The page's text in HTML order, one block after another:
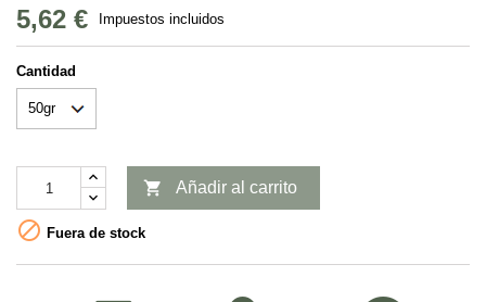
5,62 € Impuestos incluidos
Cantidad
 Añadir al carrito
 Fuera de stock